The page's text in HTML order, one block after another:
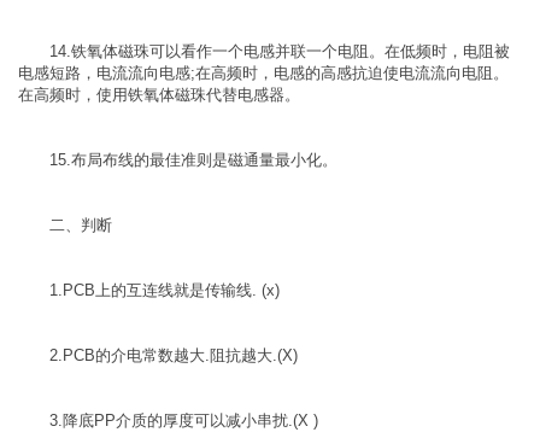
14.铁氧体磁珠可以看作一个电感并联一个电阻。在低频时，电阻被
电感短路，电流流向电感;在高频时，电感的高感抗迫使电流流向电阻。
在高频时，使用铁氧体磁珠代替电感器。
15.布局布线的最佳准则是磁通量最小化。
二、判断
1.PCB上的互连线就是传输线. (x)
2.PCB的介电常数越大.阻抗越大.(X)
3.降底PP介质的厚度可以减小串扰.(X )